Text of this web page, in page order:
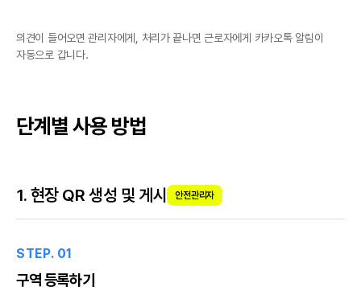
의견이 들어오면 관리자에게, 처리가 끝나면 근로자에게 카카오톡 알림이
자동으로 갑니다.
단계별 사용 방법
1. 현장 QR 생성 및 게시 안전관리자
STEP. 01
구역 등록하기